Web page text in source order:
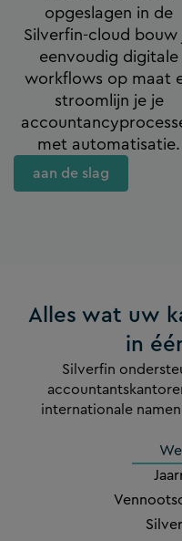
opgeslagen in de
Silverfin-cloud bouw
eenvoudig digitale
workflows op maat
stroomlijn je je
met automatisatie.
aan de slag
Alles wat uw
in
Silverfin
internationale